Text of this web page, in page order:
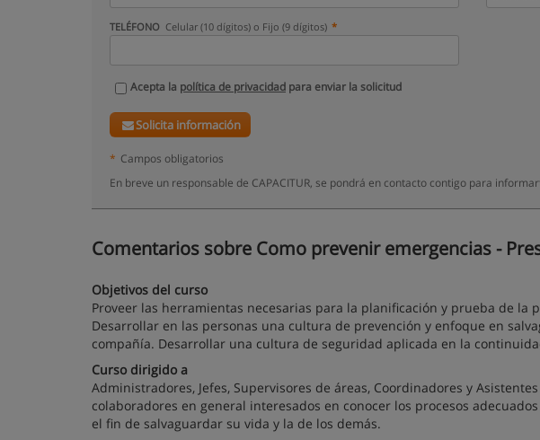
TELÉFONO Celular (10 dígitos) o Fijo (9 dígitos)
Acepta la política de privacidad para enviar la solicitud
Solicita información
* Campos obligatorios
En breve un responsable de CAPACITUR, se pondrá en contacto contigo para
Comentarios sobre Como prevenir emergencias -
Objetivos del curso
Proveer las herramientas necesarias para la planificación y prueba de la
Desarrollar en las personas una cultura de prevención y enfoque en
compañía. Desarrollar una cultura de seguridad aplicada en la
Curso dirigido a
Administradores, Jefes, Supervisores de áreas, Coordinadores y
colaboradores en general interesados en conocer los procesos
el fin de salvaguardar su vida y la de los demás.